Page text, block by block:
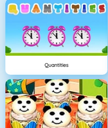
Quantities